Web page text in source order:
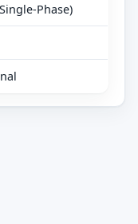
Phase)